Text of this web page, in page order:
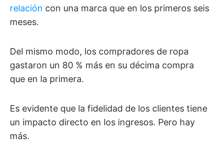
relación con una marca que en los primeros seis
meses.
Del mismo modo, los compradores de ropa
gastaron un 80 % más en su décima compra
que en la primera.
Es evidente que la fidelidad de los clientes tiene
un impacto directo en los ingresos. Pero hay
más.